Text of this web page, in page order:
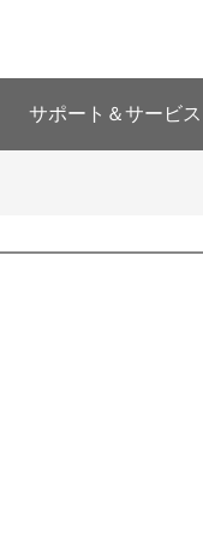
サポート＆サービス